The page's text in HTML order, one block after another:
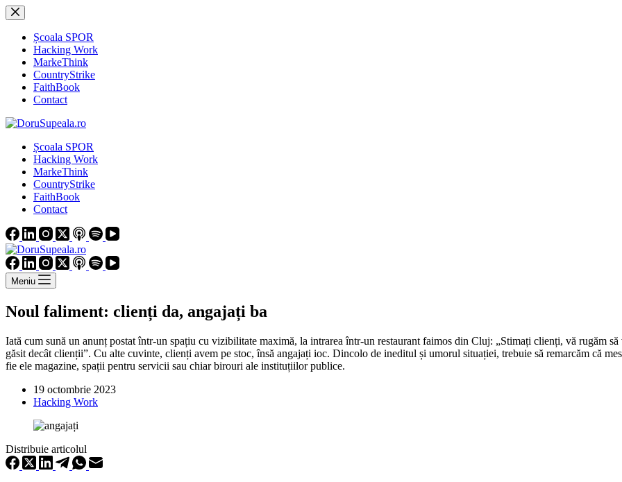
Sari
la
conținutȘcoala SPOR
Hacking Work
MarkeThink
CountryStrike
FaithBook
Contact
Școala SPOR
Hacking Work
MarkeThink
CountryStrike
FaithBook
Contact
Meniu
Noul faliment: clienți da, angajați ba
Iată cum sună un anunț postat într-un spațiu cu vizibilitate maximă, la intrarea într-un restaurant faimos din Cluj: „Stimați clienți, vă rugăm
găsit decât clienții”. Cu alte cuvinte, clienți avem pe stoc, însă angajați ioc. Dincolo de ineditul și umorul situației, trebuie să remarcăm că
fie ele magazine, spații pentru servicii sau chiar birouri ale instituțiilor publice.
19 octombrie 2023
Hacking Work
Distribuie articolul